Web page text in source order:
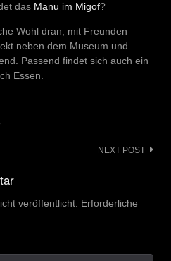
das Manu im Migof?
Wohl dran, mit Freunden
neben dem Museum und
Passend findet sich auch ein
Essen.
NEXT POST
veröffentlicht. Erforderliche